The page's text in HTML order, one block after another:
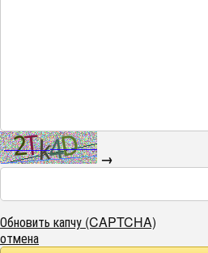
→
Обновить капчу (CAPTCHA)
отмена